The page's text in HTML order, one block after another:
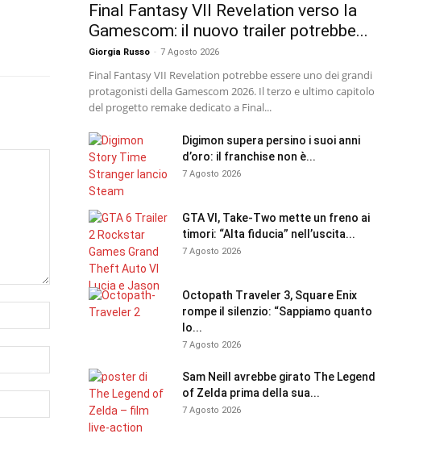
Final Fantasy VII Revelation verso la
Gamescom: il nuovo trailer potrebbe...
Giorgia Russo - 7 Agosto 2026
Final Fantasy VII Revelation potrebbe essere uno dei grandi
protagonisti della Gamescom 2026. Il terzo e ultimo capitolo
del progetto remake dedicato a Final...
Digimon supera persino i suoi anni
d’oro: il franchise non è...
7 Agosto 2026
GTA VI, Take-Two mette un freno ai
timori: “Alta fiducia” nell’uscita...
7 Agosto 2026
Octopath Traveler 3, Square Enix
rompe il silenzio: “Sappiamo quanto
lo...
7 Agosto 2026
Sam Neill avrebbe girato The Legend
of Zelda prima della sua...
7 Agosto 2026